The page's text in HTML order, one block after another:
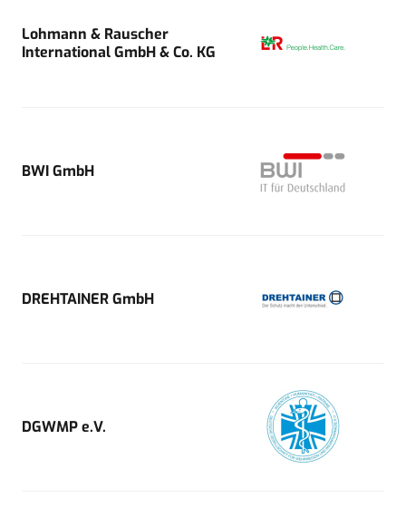
Lohmann & Rauscher
International GmbH & Co. KG
BWI GmbH
DREHTAINER GmbH
DGWMP e.V.